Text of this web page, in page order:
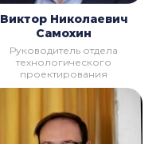
Виктор Николаевич
Самохин
Руководитель отдела
технологического
проектирования